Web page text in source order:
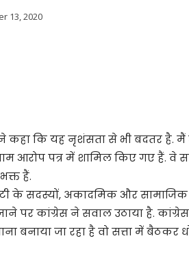
13, 2020
कहा कि यह नृशंसता से भी बदतर है.
आरोप पत्र में शामिल किए गए हैं. वे
हैं.
के सदस्यों, अकादमिक और सामाजिक
पर कांग्रेस ने सवाल उठाया है.
बनाया जा रहा है वो सत्ता में बैठकर